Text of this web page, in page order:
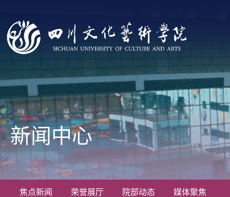
焦点新闻 荣誉展厅 院部动态 媒体聚焦
新闻中心